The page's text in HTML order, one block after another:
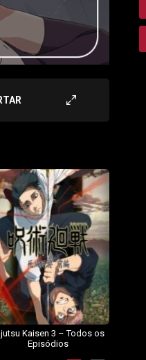
Kaisen 3 – Todos os
Episódios